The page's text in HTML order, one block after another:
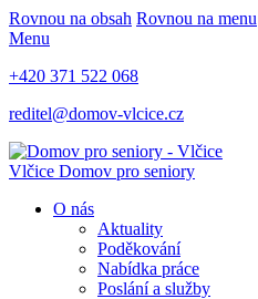
Rovnou na obsah Rovnou na menu
Menu
+420 371 522 068
reditel@domov-vlcice.cz
Vlčice Domov pro seniory
O nás
Aktuality
Poděkování
Nabídka práce
Poslání a služby